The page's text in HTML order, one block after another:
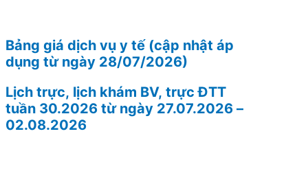
Bảng giá dịch vụ y tế (cập nhật áp
dụng từ ngày 28/07/2026)
Lịch trực, lịch khám BV, trực ĐTT
tuần 30.2026 từ ngày 27.07.2026 –
02.08.2026